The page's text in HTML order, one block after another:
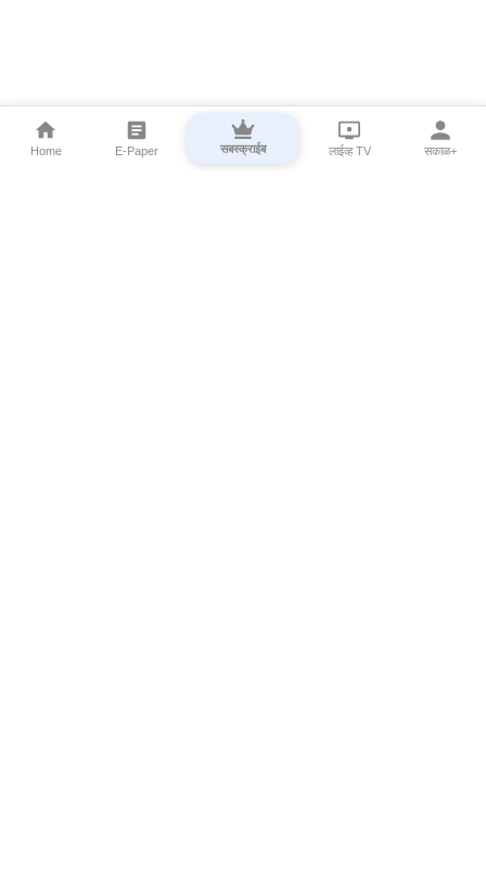
Home E-Paper सबस्क्राईब लाईव्ह TV सकाळ+